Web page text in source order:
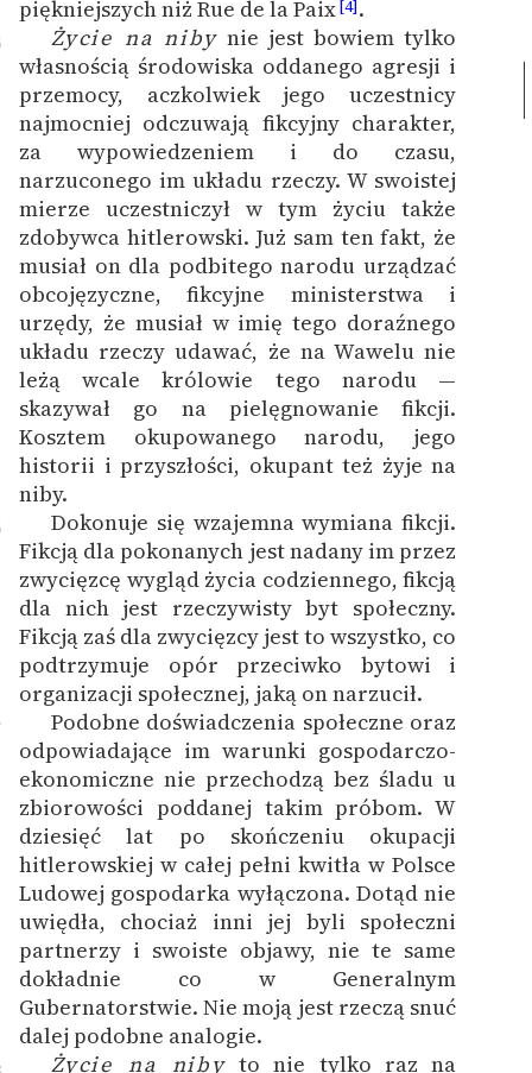
piękniejszych niż Rue de la Paix[4].
Życie na niby nie jest bowiem tylko
własnością środowiska oddanego agresji i
przemocy, aczkolwiek jego uczestnicy
najmocniej odczuwają fikcyjny charakter,
za wypowiedzeniem i do czasu,
narzuconego im układu rzeczy. W swoistej
mierze uczestniczył w tym życiu także
zdobywca hitlerowski. Już sam ten fakt, że
musiał on dla podbitego narodu urządzać
obcojęzyczne, fikcyjne ministerstwa i
urzędy, że musiał w imię tego doraźnego
układu rzeczy udawać, że na Wawelu nie
leżą wcale królowie tego narodu —
skazywał go na pielęgnowanie fikcji.
Kosztem okupowanego narodu, jego
historii i przyszłości, okupant też żyje na
niby.
Dokonuje się wzajemna wymiana fikcji.
Fikcją dla pokonanych jest nadany im przez
zwycięzcę wygląd życia codziennego, fikcją
dla nich jest rzeczywisty byt społeczny.
Fikcją zaś dla zwycięzcy jest to wszystko, co
podtrzymuje opór przeciwko bytowi i
organizacji społecznej, jaką on narzucił.
Podobne doświadczenia społeczne oraz
odpowiadające im warunki gospodarczo-
ekonomiczne nie przechodzą bez śladu u
zbiorowości poddanej takim próbom. W
dziesięć lat po skończeniu okupacji
hitlerowskiej w całej pełni kwitła w Polsce
Ludowej gospodarka wyłączona. Dotąd nie
uwiędła, chociaż inni jej byli społeczni
partnerzy i swoiste objawy, nie te same
dokładnie co w Generalnym
Gubernatorstwie. Nie moją jest rzeczą snuć
dalej podobne analogie.
Życie na nibyto nie tylko raz na